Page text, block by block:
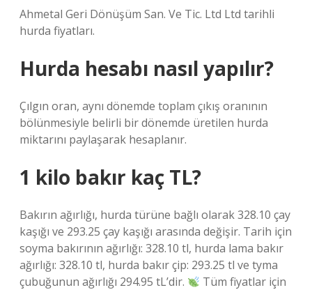
Ahmetal Geri Dönüşüm San. Ve Tic. Ltd Ltd tarihli
hurda fiyatları.
Hurda hesabı nasıl yapılır?
Çılgın oran, aynı dönemde toplam çıkış oranının
bölünmesiyle belirli bir dönemde üretilen hurda
miktarını paylaşarak hesaplanır.
1 kilo bakır kaç TL?
Bakırın ağırlığı, hurda türüne bağlı olarak 328.10 çay
kaşığı ve 293.25 çay kaşığı arasında değişir. Tarih için
soyma bakırının ağırlığı: 328.10 tl, hurda lama bakır
ağırlığı: 328.10 tl, hurda bakır çip: 293.25 tl ve tyma
çubuğunun ağırlığı 294.95 tL’dir.
Tüm fiyatlar için